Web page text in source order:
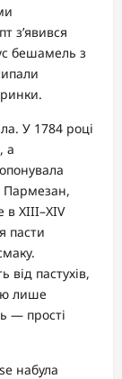
з’явився
бешамель з
У 1784 році
а
Пармезан,
XIII–XIV
пасти
від пастухів,
лише
— прості
набула